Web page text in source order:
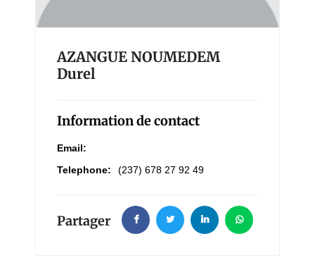
AZANGUE NOUMEDEM
Durel
Information de contact
Email:
Telephone:
(237) 678 27 92 49
Partager